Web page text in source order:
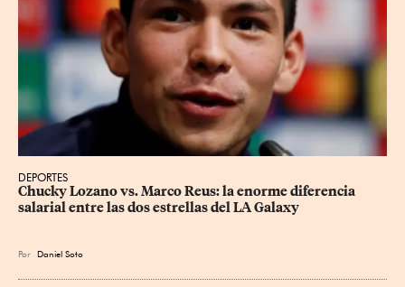
DEPORTES
Chucky Lozano vs. Marco Reus: la enorme diferencia
salarial entre las dos estrellas del LA Galaxy
Por Daniel Soto